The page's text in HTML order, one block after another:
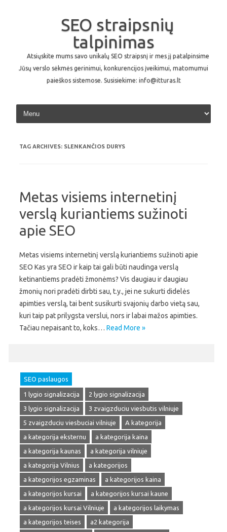
SEO straipsnių
talpinimas
Atsiųskite mums savo unikalų SEO straipsnį ir mes jį patalpinsime
Jūsų verslo sėkmės gerinimui, konkurencijos įveikimui, matomumui
paieškos sistemose. Susisiekime: info@itturas.lt
Skip to content
TAG ARCHIVES: SLENKANČIOS DURYS
Metas visiems internetinį
verslą kuriantiems sužinoti
apie SEO
Metas visiems internetinį verslą kuriantiems sužinoti apie
SEO Kas yra SEO ir kaip tai gali būti naudinga verslą
ketinantiems pradėti žmonėms? Vis daugiau ir daugiau
žmonių nori pradėti dirbti sau, t.y., jei ne sukurti didelės
apimties verslą, tai bent susikurti svajonių darbo vietą sau,
kuri taip pat prilygsta verslui, nors ir labai mažos apimties.
Tačiau nepaisant to, koks… Read More »
SEO paslaugos
1 lygio signalizacija
2 lygio signalizacija
3 lygio signalizacija
3 zvaigzduciu viesbutis vilniuje
5 zvaigzduciu viesbuciai vilniuje
A kategorija
a kategorija eksternu
a kategorija kaina
a kategorija kaunas
a kategorija vilniuje
a kategorija Vilnius
a kategorijos
a kategorijos egzaminas
a kategorijos kaina
a kategorijos kursai
a kategorijos kursai kaune
a kategorijos kursai Vilniuje
a kategorijos laikymas
a kategorijos teises
a2 kategorija